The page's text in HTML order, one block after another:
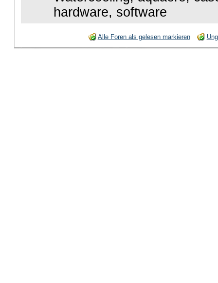
hardware, software
Alle Foren als gelesen markieren